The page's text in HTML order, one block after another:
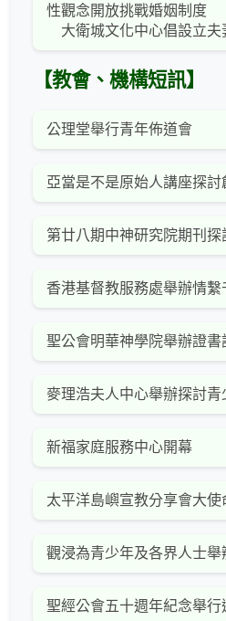
性觀念開放挑戰婚姻制度
大衛城文化中心倡設立夫
【教會、機構短訊】
公理堂舉行青年佈道會
亞當是不是原始人講座探
第廿八期中神研究院期刊
香港基督教服務處舉辦情繫
聖公會明華神學院舉辦證
麥理浩夫人中心舉辦探討
新福家庭服務中心開幕
太平洋島嶼宣教分享會大
觀浸為青少年及各界人士
聖經公會五十週年紀念舉